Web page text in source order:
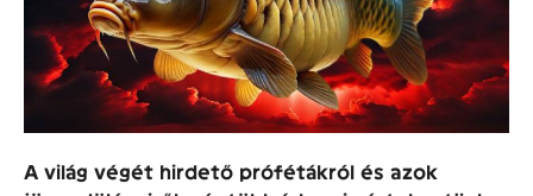
A világ végét hirdető prófétákról és azok